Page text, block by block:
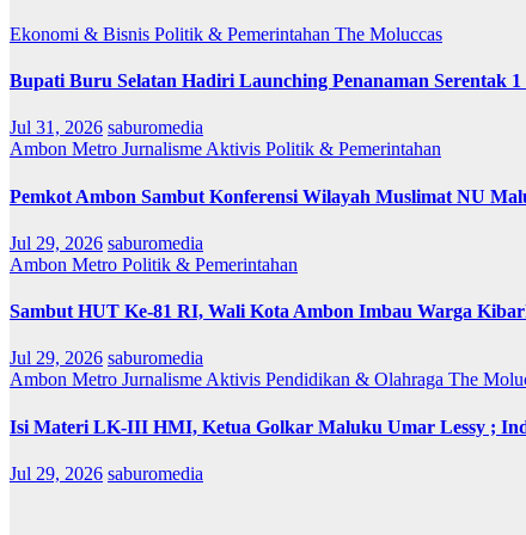
Ekonomi & Bisnis Politik & Pemerintahan The Moluccas
Bupati Buru Selatan Hadiri Launching Penanaman Serentak
Jul 31, 2026 saburomedia
Ambon Metro Jurnalisme Aktivis Politik & Pemerintahan
Pemkot Ambon Sambut Konferensi Wilayah Muslimat NU
Jul 29, 2026 saburomedia
Ambon Metro Politik & Pemerintahan
Sambut HUT Ke-81 RI, Wali Kota Ambon Imbau Warga
Jul 29, 2026 saburomedia
Ambon Metro Jurnalisme Aktivis Pendidikan & Olahraga The
Isi Materi LK-III HMI, Ketua Golkar Maluku Umar Lessy ;
Jul 29, 2026 saburomedia